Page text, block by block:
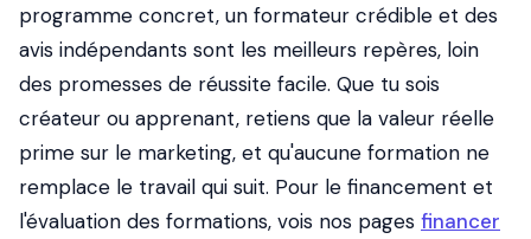
programme concret, un formateur crédible et des
avis indépendants sont les meilleurs repères, loin
des promesses de réussite facile. Que tu sois
créateur ou apprenant, retiens que la valeur réelle
prime sur le marketing, et qu'aucune formation ne
remplace le travail qui suit. Pour le financement et
l'évaluation des formations, vois nos pages financer